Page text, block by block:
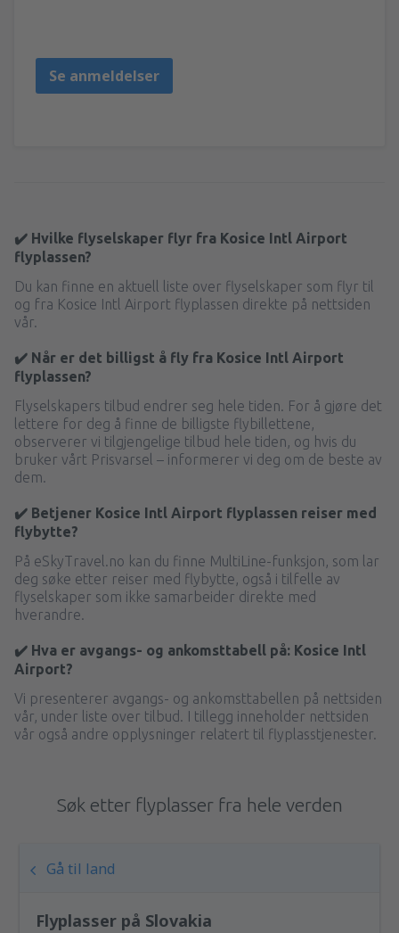
Se anmeldelser
✔️ Hvilke flyselskaper flyr fra Kosice Intl Airport
flyplassen?
Du kan finne en aktuell liste over flyselskaper som flyr til
og fra Kosice Intl Airport flyplassen direkte på nettsiden
vår.
✔️ Når er det billigst å fly fra Kosice Intl Airport
flyplassen?
Flyselskapers tilbud endrer seg hele tiden. For å gjøre det
lettere for deg å finne de billigste flybillettene,
observerer vi tilgjengelige tilbud hele tiden, og hvis du
bruker vårt Prisvarsel – informerer vi deg om de beste av
dem.
✔️ Betjener Kosice Intl Airport flyplassen reiser med
flybytte?
På eSkyTravel.no kan du finne MultiLine-funksjon, som lar
deg søke etter reiser med flybytte, også i tilfelle av
flyselskaper som ikke samarbeider direkte med
hverandre.
✔️ Hva er avgangs- og ankomsttabell på: Kosice Intl
Airport?
Vi presenterer avgangs- og ankomsttabellen på nettsiden
vår, under liste over tilbud. I tillegg inneholder nettsiden
vår også andre opplysninger relatert til flyplasstjenester.
Søk etter flyplasser fra hele verden
Gå til land
Flyplasser på Slovakia